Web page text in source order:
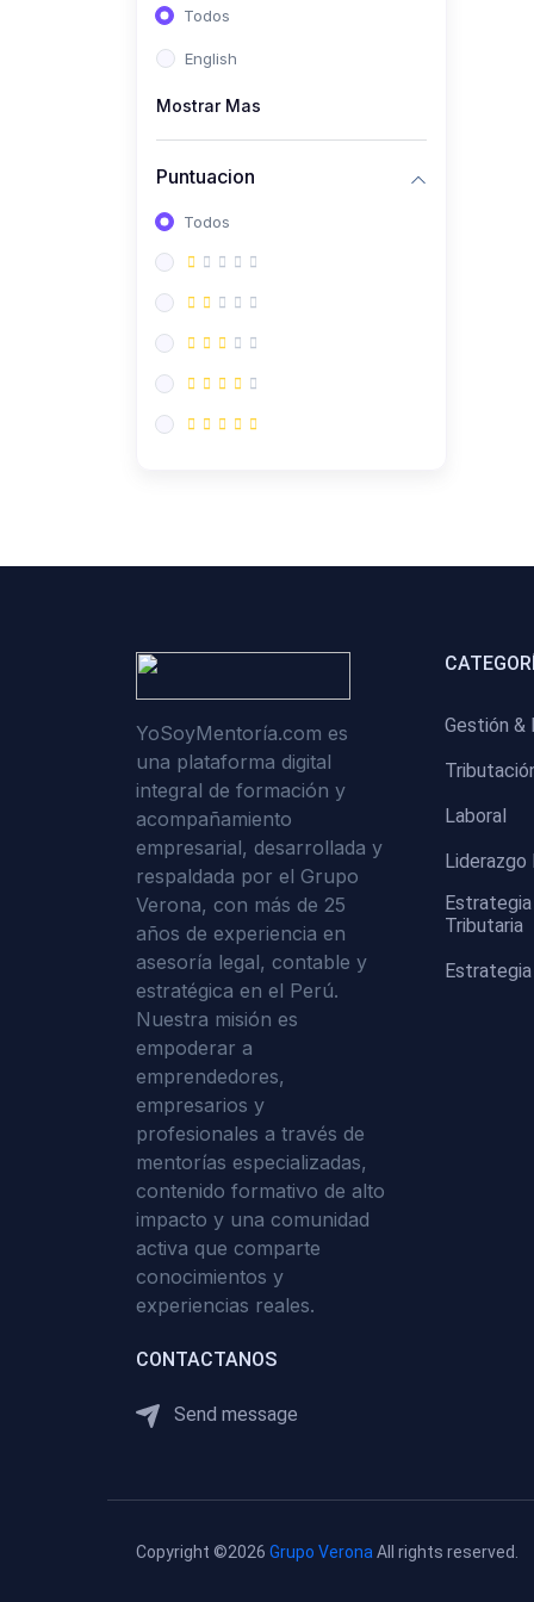
Contabilidad
Derecho y Legislación
Emprendedores
Tributaria
IGV
Laboral
Liderazgo Empresarial
Mypes
Sunat
Todos
English
Mostrar Mas
Puntuacion
Todos
YoSoyMentoría.com es
una plataforma digital
integral de formación y
acompañamiento
empresarial, desarrollada y
respaldada por el Grupo
Verona, con más de 25
años de experiencia en
asesoría legal, contable y
estratégica en el Perú.
Nuestra misión es
empoderar a
emprendedores,
empresarios y
profesionales a través de
mentorías especializadas,
contenido formativo de alto
impacto y una comunidad
activa que comparte
conocimientos y
experiencias reales.
CONTACTANOS
Send message
Gestión &
Laboral
Liderazgo
Tributaria
Copyright ©2026 Grupo Verona All rights reserved.